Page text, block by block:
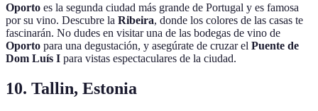
Oporto es la segunda ciudad más grande de Portugal y es famosa
por su vino. Descubre la Ribeira, donde los colores de las casas te
fascinarán. No dudes en visitar una de las bodegas de vino de
Oporto para una degustación, y asegúrate de cruzar el Puente de
Dom Luís I para vistas espectaculares de la ciudad.
10. Tallin, Estonia